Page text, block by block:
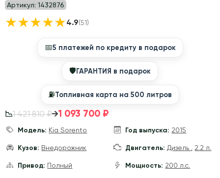
Артикул: 1432876
★★★★★4.9(51)
📅5 платежей по кредиту в подарок
🛡ГАРАНТИЯ в подарок
⛽️Топливная карта на 500 литров
📉1 421 810 ₽→1 093 700 ₽
Модель: Kia Sorento Год выпуска: 2015
Кузов: Внедорожник Двигатель: Дизель 2.2 л.
Привод: Полный Мощность: 200 л.с.